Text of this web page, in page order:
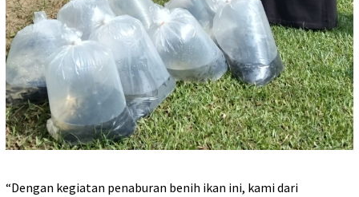
“Dengan kegiatan penaburan benih ikan ini, kami dari